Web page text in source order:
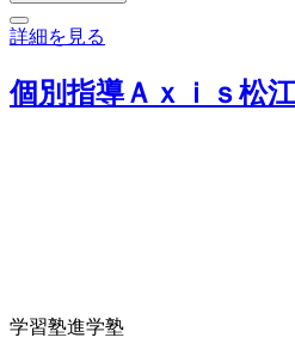
詳細を見る
個別指導Ａｘｉｓ松
学習塾進学塾